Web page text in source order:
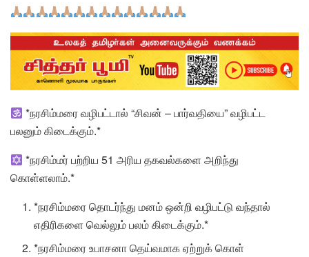
*நரசிம்மரை வழிபட்டால் “சிவன் – பார்வதியை” வழிபட்ட
பலனும் கிடைக்கும்.*
*நரசிம்மர் பற்றிய 51 அரிய தகவல்களை அறிந்து
கொள்ளலாம்.*
*நரசிம்மரை தொடர்ந்து மனம் ஒன்றி வழிபட்டு வந்தால்
எதிரிகளை வெல்லும் பலம் கிடைக்கும்.*
*நரசிம்மரை உபாசனா தெய்வமாக ஏற்றுக் கொள்